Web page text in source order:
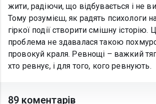
жити, радіючи, що відбувається і не
Тому розумієш, як радять психологи
гіркої події створити смішну історію.
проблема не здавалася такою
провокуй краля. Ревнощі – важкий
хто ревнує, і для того, кого ревнують.
89 коментарів